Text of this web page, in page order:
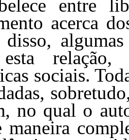
entre
acerca
disso,
relação,
sociais.
no qual o
maneira